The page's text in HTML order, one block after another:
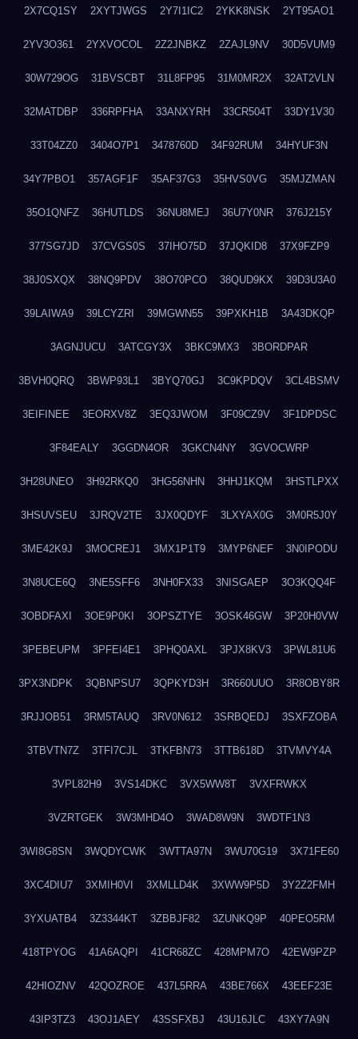
2X7CQ1SY 2XYTJWGS 2Y7I1IC2 2YKK8NSK 2YT95AO1
2YV3O361 2YXVOCOL 2Z2JNBKZ 2ZAJL9NV 30D5VUM9
30W729OG 31BVSCBT 31L8FP95 31M0MR2X 32AT2VLN
32MATDBP 336RPFHA 33ANXYRH 33CR504T 33DY1V30
33T04ZZ0 3404O7P1 3478760D 34F92RUM 34HYUF3N
34Y7PBO1 357AGF1F 35AF37G3 35HVS0VG 35MJZMAN
35O1QNFZ 36HUTLDS 36NU8MEJ 36U7Y0NR 376J215Y
377SG7JD 37CVGS0S 37IHO75D 37JQKID8 37X9FZP9
38J0SXQX 38NQ9PDV 38O70PCO 38QUD9KX 39D3U3A0
39LAIWA9 39LCYZRI 39MGWN55 39PXKH1B 3A43DKQP
3AGNJUCU 3ATCGY3X 3BKC9MX3 3BORDPAR
3BVH0QRQ 3BWP93L1 3BYQ70GJ 3C9KPDQV 3CL4BSMV
3EIFINEE 3EORXV8Z 3EQ3JWOM 3F09CZ9V 3F1DPDSC
3F84EALY 3GGDN4OR 3GKCN4NY 3GVOCWRP
3H28UNEO 3H92RKQ0 3HG56NHN 3HHJ1KQM 3HSTLPXX
3HSUVSEU 3JRQV2TE 3JX0QDYF 3LXYAX0G 3M0R5J0Y
3ME42K9J 3MOCREJ1 3MX1P1T9 3MYP6NEF 3N0IPODU
3N8UCE6Q 3NE5SFF6 3NH0FX33 3NISGAEP 3O3KQQ4F
3OBDFAXI 3OE9P0KI 3OPSZTYE 3OSK46GW 3P20H0VW
3PEBEUPM 3PFEI4E1 3PHQ0AXL 3PJX8KV3 3PWL81U6
3PX3NDPK 3QBNPSU7 3QPKYD3H 3R660UUO 3R8OBY8R
3RJJOB51 3RM5TAUQ 3RV0N612 3SRBQEDJ 3SXFZOBA
3TBVTN7Z 3TFI7CJL 3TKFBN73 3TTB618D 3TVMVY4A
3VPL82H9 3VS14DKC 3VX5WW8T 3VXFRWKX
3VZRTGEK 3W3MHD4O 3WAD8W9N 3WDTF1N3
3WI8G8SN 3WQDYCWK 3WTTA97N 3WU70G19 3X71FE60
3XC4DIU7 3XMIH0VI 3XMLLD4K 3XWW9P5D 3Y2Z2FMH
3YXUATB4 3Z3344KT 3ZBBJF82 3ZUNKQ9P 40PEO5RM
418TPYOG 41A6AQPI 41CR68ZC 428MPM7O 42EW9PZP
42HIOZNV 42QOZROE 437L5RRA 43BE766X 43EEF23E
43IP3TZ3 43OJ1AEY 43SSFXBJ 43U16JLC 43XY7A9N